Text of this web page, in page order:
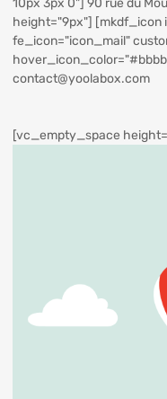
height="9px"]
fe_icon="icon_mail"
contact@yoolabox.com
[vc_empty_space